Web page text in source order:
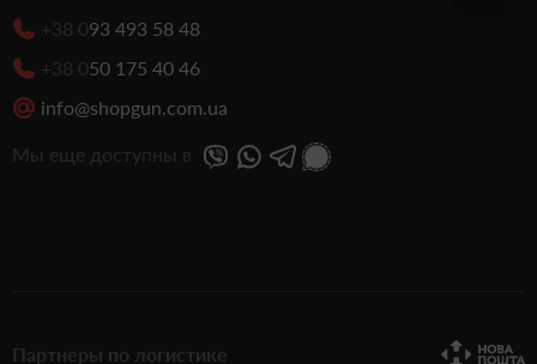
+38 093 493 58 48
+38 050 175 40 46
info@shopgun.com.ua
Мы еще доступны в
Партнеры по логистике